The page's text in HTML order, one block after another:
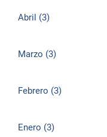
Abril (3)
Marzo (3)
Febrero (3)
Enero (3)